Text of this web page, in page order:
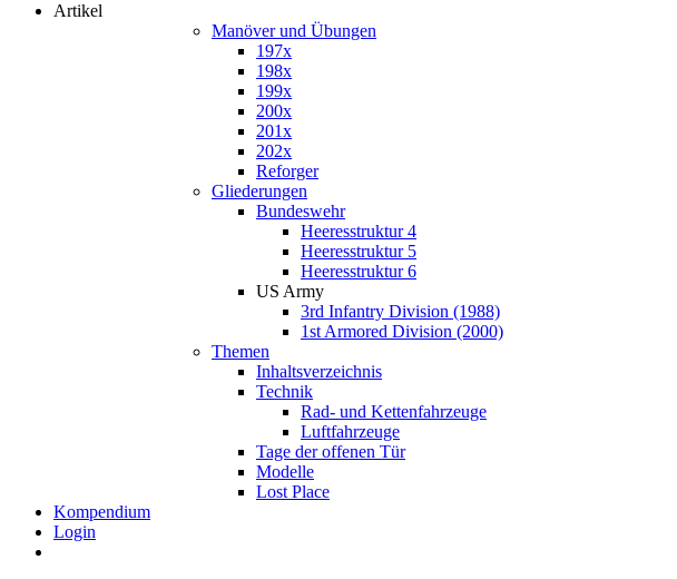
Artikel
Manöver und Übungen
197x
198x
199x
200x
201x
202x
Reforger
Gliederungen
Bundeswehr
Heeresstruktur 4
Heeresstruktur 5
Heeresstruktur 6
US Army
3rd Infantry Division (1988)
1st Armored Division (2000)
Themen
Inhaltsverzeichnis
Technik
Rad- und Kettenfahrzeuge
Luftfahrzeuge
Tage der offenen Tür
Modelle
Lost Place
Kompendium
Login